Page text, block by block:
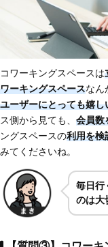
コワーキングスペースは
ワーキングスペースなん
ユーザーにとっても嬉し
ス側から見ても、 会員数
ングスペースの利用を検
みてくださいね。
毎日行
のは大